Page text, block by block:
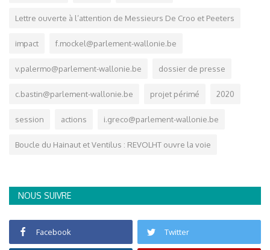
Lettre ouverte à l’attention de Messieurs De Croo et Peeters
impact f.mockel@parlement-wallonie.be
v.palermo@parlement-wallonie.be dossier de presse
c.bastin@parlement-wallonie.be projet périmé 2020
session actions i.greco@parlement-wallonie.be
Boucle du Hainaut et Ventilus : REVOLHT ouvre la voie
NOUS SUIVRE
Facebook Twitter